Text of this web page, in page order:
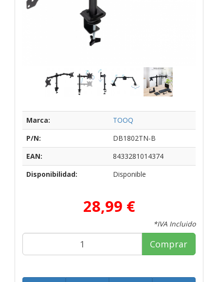
Marca:
TOOQ
P/N:
DB1802TN-B
EAN:
8433281014374
Disponibilidad:
Disponible
28,99 €
*IVA Incluido
Comprar